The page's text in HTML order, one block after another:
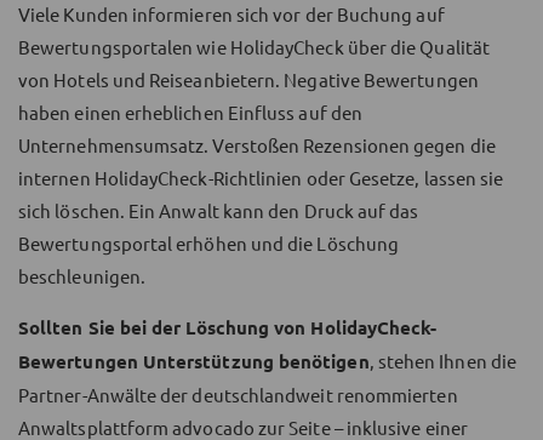
Viele Kunden informieren sich vor der Buchung auf
Bewertungsportalen wie HolidayCheck über die Qualität
von Hotels und Reiseanbietern. Negative Bewertungen
haben einen erheblichen Einfluss auf den
Unternehmensumsatz. Verstoßen Rezensionen gegen die
internen HolidayCheck-Richtlinien oder Gesetze, lassen sie
sich löschen. Ein Anwalt kann den Druck auf das
Bewertungsportal erhöhen und die Löschung
beschleunigen.
Sollten Sie bei der Löschung von HolidayCheck-
Bewertungen Unterstützung benötigen , stehen Ihnen die
Partner-Anwälte der deutschlandweit renommierten
Anwaltsplattform advocado zur Seite – inklusive einer